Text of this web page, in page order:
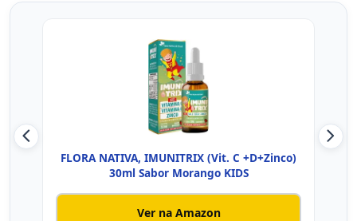
FLORA NATIVA, IMUNITRIX (Vit. C +D+Zinco)
30ml Sabor Morango KIDS
Ver na Amazon